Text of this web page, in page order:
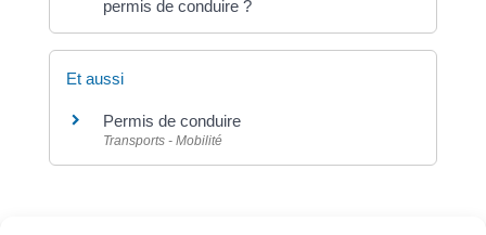
permis de conduire ?
Et aussi
Permis de conduire
Transports - Mobilité